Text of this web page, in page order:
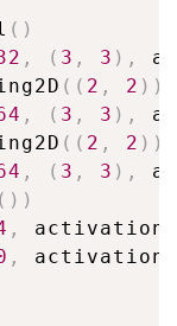
( )
, ( 3 , 3 ) ,
( ( 2 , 2 ) )
, ( 3 , 3 ) ,
( ( 2 , 2 ) )
, ( 3 , 3 ) ,
( ) )
, activation
, activation